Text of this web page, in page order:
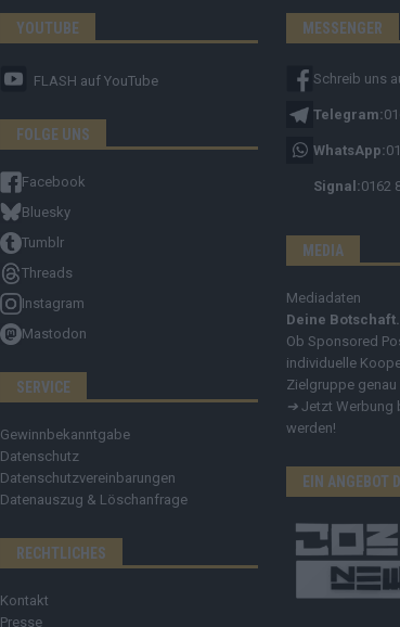
YOUTUBE
FLASH auf YouTube
FOLGE UNS
Facebook
Bluesky
Tumblr
Threads
Instagram
Mastodon
SERVICE
Gewinnbekanntgabe
Datenschutz
Datenschutzvereinbarungen
Datenauszug & Löschanfrage
RECHTLICHES
Kontakt
Presse
MESSENGER
Schreib uns
Telegram:
WhatsApp:
Signal:0162
MEDIA
Mediadaten
Deine
Ob Sponsored
individuelle
Zielgruppe
➔ Jetzt Werbung
werden!
EIN ANGEBOT